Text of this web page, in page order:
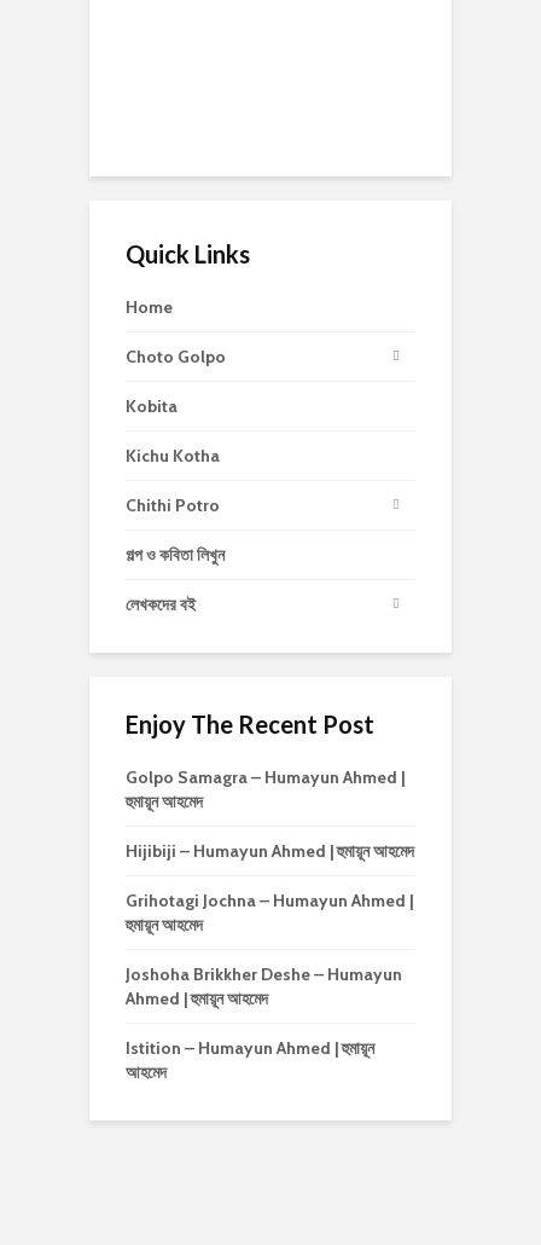
Quick Links
Home
Choto Golpo
Kobita
Kichu Kotha
Chithi Potro
গল্প ও কবিতা লিখুন
লেখকদের বই
Enjoy The Recent Post
Golpo Samagra – Humayun Ahmed |
হুমায়ূন আহমেদ
Hijibiji – Humayun Ahmed | হুমায়ূন আহমেদ
Grihotagi Jochna – Humayun Ahmed |
হুমায়ূন আহমেদ
Joshoha Brikkher Deshe – Humayun
Ahmed | হুমায়ূন আহমেদ
Istition – Humayun Ahmed | হুমায়ূন
আহমেদ